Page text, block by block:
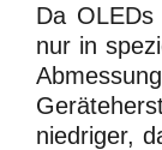
Da
nur in
niedriger,